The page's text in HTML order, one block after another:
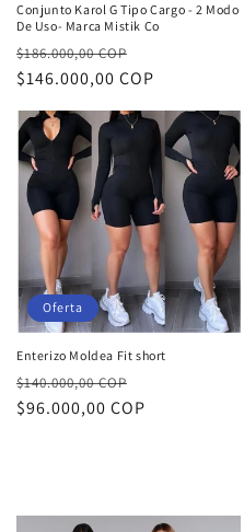
Conjunto Karol G Tipo Cargo - 2 Modo
De Uso- Marca Mistik Co
Precio
habitual
$186.000,00 COP
de
oferta
$146.000,00 COP
Oferta
Enterizo Moldea Fit short
Precio
habitual
$140.000,00 COP
de
$96.000,00 COP